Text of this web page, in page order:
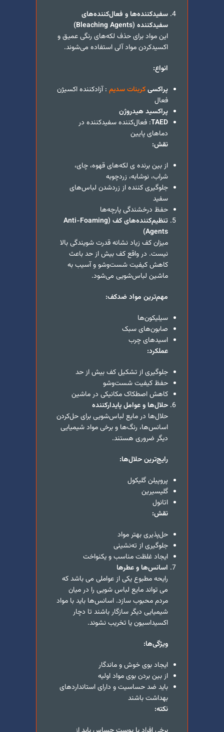
سفیدکننده‌ها و فعال‌کننده‌های
سفیدکننده (Bleaching Agents
)
این مواد برای حذف لکه‌های رنگی عمیق و
اکسیدکردن مواد آلی استفاده می‌شوند.
انواع:
پراکسیکربنات سدیم : آزادکننده اکسیژن
فعال
پراکسید هیدروژن
TAED: فعال‌کننده سفیدکننده در
دماهای پایین
نقش:
از بین برنده ی لکه‌های قهوه، چای،
شراب، نوشابه، زردچوبه
جلوگیری کننده از زردشدن لباس‌های
سفید
حفظ درخشندگی پارچه‌ها
تنظیم‌کننده‌های کف (Anti-Foaming
Agents
)
میزان کف زیاد نشانه قدرت شویندگی بالا
نیست. در واقع کف بیش از حد باعث
کاهش کیفیت شست‌وشو و آسیب به
ماشین لباس‌شویی می‌شود.
مهم‌ترین مواد ضدکف:
سیلیکون‌ها
صابون‌های سبک
اسیدهای چرب
عملکرد:
جلوگیری از تشکیل کف بیش از حد
حفظ کیفیت شست‌وشو
کاهش اصطکاک مکانیکی در ماشین
حلال‌ها و عوامل پایدارکننده
حلال‌ها در مایع لباس‌شویی برای حل‌کردن
اسانس‌ها، رنگ‌ها و برخی مواد شیمیایی
دیگر ضروری هستند.
رایج‌ترین حلال‌ها:
پروپیلن گلیکول
گلیسیرین
اتانول
نقش:
حل‌پذیری بهتر مواد
جلوگیری از ته‌نشینی
ایجاد غلظت مناسب و یکنواخت
اسانس‌ها و عطرها
رایحه مطبوع یکی از عواملی می باشد که
می تواند مایع لباس شویی را در میان
مردم محبوب سازد. اسانس‌ها باید با مواد
شیمیایی دیگر سازگار باشند تا دچار
اکسیداسیون یا تخریب نشوند.
ویژگی‌ها:
ایجاد بوی خوش و ماندگار
از بین بردن بوی مواد اولیه
باید ضد حساسیت و دارای استانداردهای
بهداشت باشند
نکته: